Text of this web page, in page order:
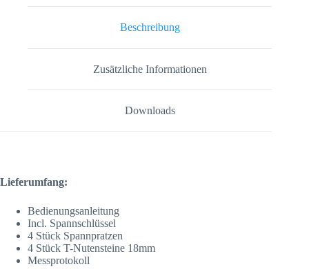
Beschreibung
Zusätzliche Informationen
Downloads
Lieferumfang:
Bedienungsanleitung
Incl. Spannschlüssel
4 Stück Spannpratzen
4 Stück T-Nutensteine 18mm
Messprotokoll